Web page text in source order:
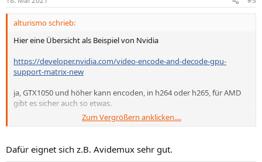
e
n
alturismo schrieb:
Hier eine Übersicht als Beispiel von Nvidia
https://developer.nvidia.com/video-encode-and-decode-gpu-
support-matrix-new
ja, GTX1050 und höher kann encoden, in h264 oder h265, für AMD
gibt es sicher auch so etwas.
wobei als Tipp, die iGPU HD-Grafik 4600 unterstützt auch hw
Was immer hilft, schnelle SSD bei Videobearbeitung ...
Zum Vergrößern anklicken....
Dafür eignet sich z.B. Avidemux sehr gut.